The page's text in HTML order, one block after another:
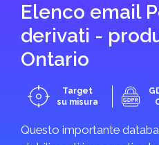
Elenco email
derivati -
Ontario
Target
su misura
Questo importante